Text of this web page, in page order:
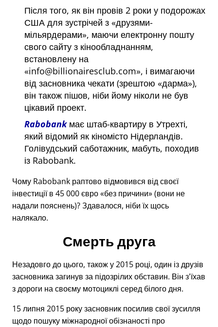
Після того, як він провів 2 роки у подорожах
США для зустрічей з друзями-
мільярдерами , маючи електронну пошту
свого сайту з кінообладнанням,
встановлену на
info@billionairesclub.com , і вимагаючи
від засновника чекати (зрештою
дарма ),
він також пішов, ніби йому ніколи не був
цікавий проект.
Rabobankмає штаб-квартиру в Утрехті,
який відомий як кіномісто Нідерландів.
Голівудський саботажник, мабуть, походив
із Rabobank.
Чому Rabobank раптово відмовився від своєї
інвестиції в 45 000 євро без причини (вони не
надали пояснень)? Здавалося, ніби їх щось
налякало.
Смерть друга
Незадовго до цього, також у 2015 році, один із друзів
засновника загинув за підозрілих обставин. Він з'їхав
з дороги на своєму мотоциклі серед білого дня.
15 липня 2015 року засновник посилив свої зусилля
щодо пошуку міжнародної обізнаності про